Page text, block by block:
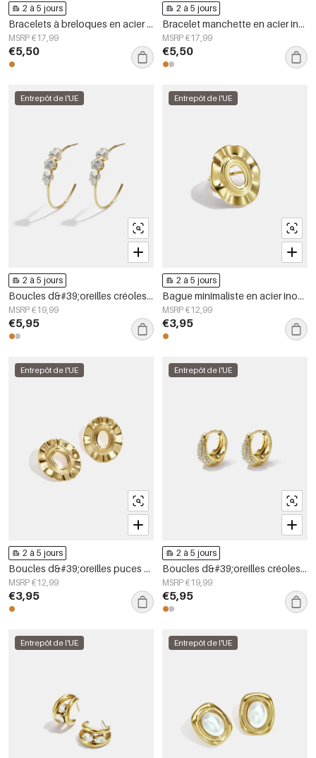
2 à 5 jours
Bracelets à breloques en acier inoxydable, forme géométrique, collection Simple Daily Simple, bijoux pour femmes
MSRP €17,99
€5,50
2 à 5 jours
Bracelet manchette en acier inoxydable, forme irrégulière, collection Simple Daily Simple, bijoux pour femmes
MSRP €17,99
€5,50
Entrepôt de l'UE
2 à 5 jours
Boucles d&#39;oreilles créoles en acier inoxydable, style simple et quotidien, collection de bijoux pour femmes
MSRP €19,99
€5,95
Entrepôt de l'UE
2 à 5 jours
Bague minimaliste en acier inoxydable, forme irrégulière, collection Simple Daily Simple, bijoux pour femmes
MSRP €12,99
€3,95
Entrepôt de l'UE
2 à 5 jours
Boucles d&#39;oreilles puces en acier inoxydable, forme irrégulière, collection Simple Daily Simple, bijoux pour femmes
MSRP €12,99
€3,95
Entrepôt de l'UE
2 à 5 jours
Boucles d&#39;oreilles créoles en acier inoxydable, forme irrégulière, collection Simple Daily Simple, bijoux pour femmes
MSRP €19,99
€5,95
Entrepôt de l'UE Entrepôt de l'UE